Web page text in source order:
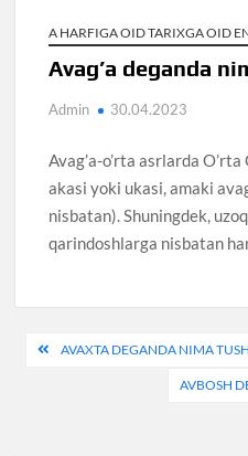
A HARFIGA OID TARIXGA OID
Avag’a deganda
Admin 30.04.2023
Avag’a-o’rta asrlarda
akasi yoki ukasi, amaki
nisbatan). Shuningdek,
qarindoshlarga nisbatan
PostAVAXTA DEGANDA NIMA
AVBOSH